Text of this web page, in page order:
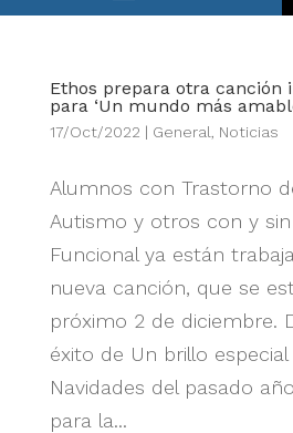
Ethos prepara otra canción
para ‘Un mundo más
17/Oct/2022 | General Noticias
Alumnos con Trastorno
Autismo y otros con y sin
Funcional ya están
nueva canción, que se
próximo 2 de diciembre.
éxito de Un brillo especial
Navidades del pasado
para la...